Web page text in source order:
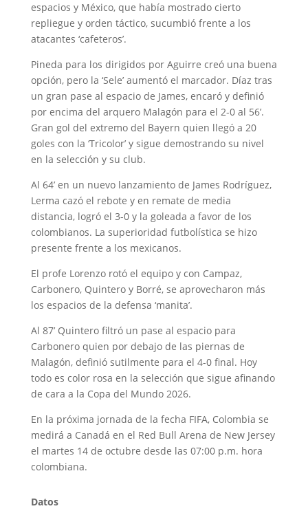
espacios y México, que había mostrado cierto
repliegue y orden táctico, sucumbió frente a los
atacantes ‘cafeteros’.
Pineda para los dirigidos por Aguirre creó una buena
opción, pero la ‘Sele’ aumentó el marcador. Díaz tras
un gran pase al espacio de James, encaró y definió
por encima del arquero Malagón para el 2-0 al 56’.
Gran gol del extremo del Bayern quien llegó a 20
goles con la ‘Tricolor’ y sigue demostrando su nivel
en la selección y su club.
Al 64’ en un nuevo lanzamiento de James Rodríguez,
Lerma cazó el rebote y en remate de media
distancia, logró el 3-0 y la goleada a favor de los
colombianos. La superioridad futbolística se hizo
presente frente a los mexicanos.
El profe Lorenzo rotó el equipo y con Campaz,
Carbonero, Quintero y Borré, se aprovecharon más
los espacios de la defensa ‘manita’.
Al 87’ Quintero filtró un pase al espacio para
Carbonero quien por debajo de las piernas de
Malagón, definió sutilmente para el 4-0 final. Hoy
todo es color rosa en la selección que sigue afinando
de cara a la Copa del Mundo 2026.
En la próxima jornada de la fecha FIFA, Colombia se
medirá a Canadá en el Red Bull Arena de New Jersey
el martes 14 de octubre desde las 07:00 p.m. hora
colombiana.
Datos